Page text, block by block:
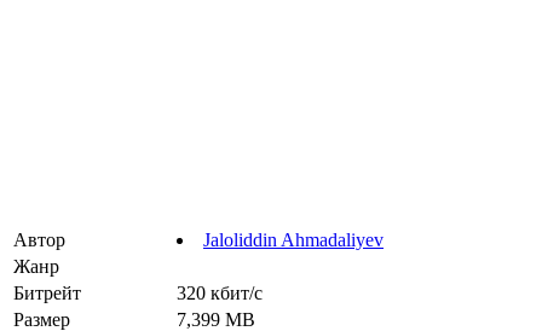
Автор
Jaloliddin Ahmadaliyev
Жанр
Битрейт
320 кбит/с
Размер
7,399 MB